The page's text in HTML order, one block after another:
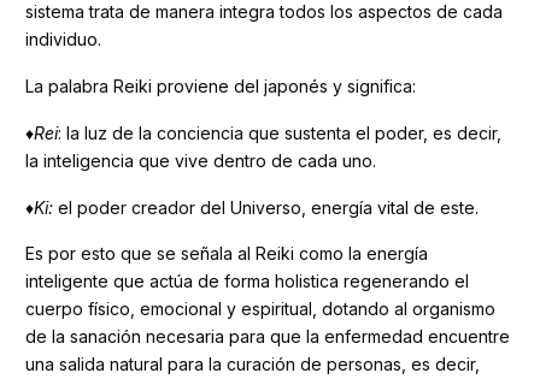
sistema trata de manera integra todos los aspectos de cada
individuo.
La palabra Reiki proviene del japonés y significa:
♦Rei: la luz de la conciencia que sustenta el poder, es decir,
la inteligencia que vive dentro de cada uno.
♦Ki: el poder creador del Universo, energía vital de este.
Es por esto que se señala al Reiki como la energía
inteligente que actúa de forma holistica regenerando el
cuerpo físico, emocional y espiritual, dotando al organismo
de la sanación necesaria para que la enfermedad encuentre
una salida natural para la curación de personas, es decir,